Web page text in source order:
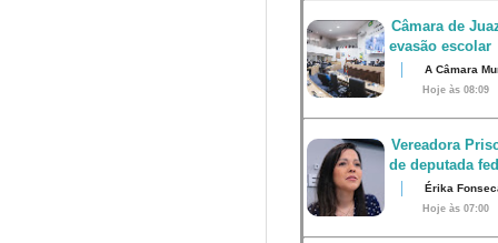
Câmara de
evasão escolar
A Câmara
Hoje às 08:09
Vereadora
de deputada
Érika
Hoje às 07:00